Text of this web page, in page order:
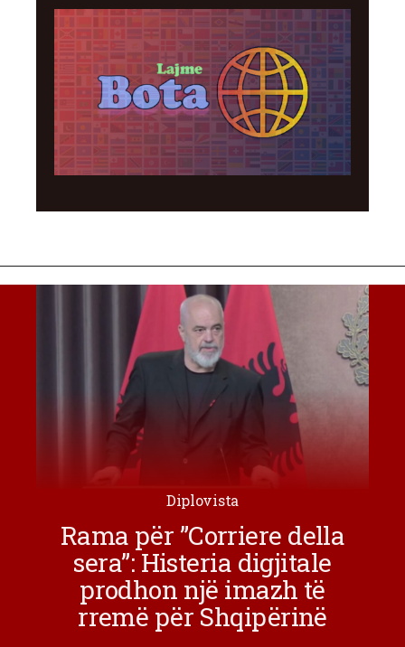
Diplovista
Rama për ”Corriere della
sera”: Histeria digjitale
prodhon një imazh të
rremë për Shqipërinë